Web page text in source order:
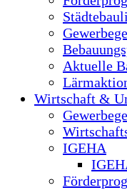
Aktuelle
Wirtschaft &
IGEHA